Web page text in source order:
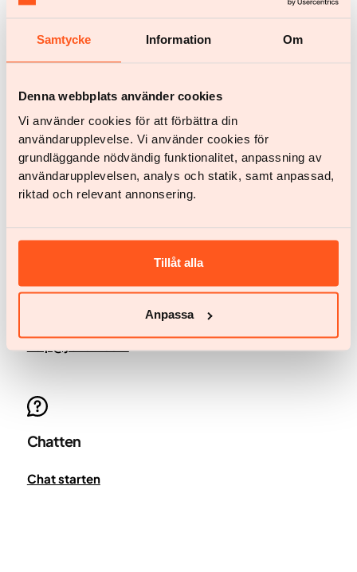
Samtycke Information Om
Denna webbplats använder cookies
Vi använder cookies för att förbättra din
användarupplevelse. Vi använder cookies för
grundläggande nödvändig funktionalitet, anpassning av
användarupplevelsen, analys och statik, samt anpassad,
riktad och relevant annonsering.
Tillåt alla
Anpassa
Hast du noch weitere Fragen?
E-Mail
Antworte innerhalb von 24 Stunden.
Chatten
Chat starten